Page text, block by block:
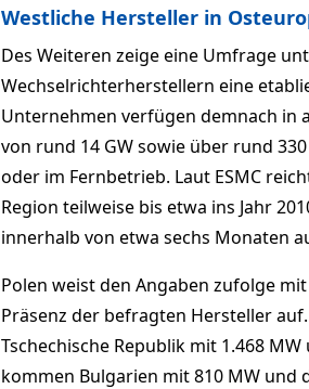
Westliche Hersteller in
Des Weiteren zeige eine Umfrage
Wechselrichterherstellern eine
Unternehmen verfügen demnach in
von rund 14 GW sowie über rund
oder im Fernbetrieb. Laut ESMC
Region teilweise bis etwa ins Jahr
innerhalb von etwa sechs Monaten
Polen weist den Angaben zufolge
Präsenz der befragten Hersteller
Tschechische Republik mit 1.468
kommen Bulgarien mit 810 MW und